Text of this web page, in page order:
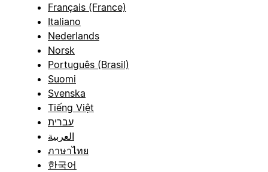
Français (France)
Italiano
Nederlands
Norsk
Português (Brasil)
Suomi
Svenska
Tiếng Việt
עברית
العربية
ภาษาไทย
한국어